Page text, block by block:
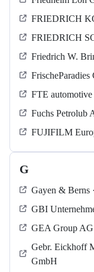
FRIEDRICH
FRIEDRICH
Friedrich W.
FTE
Fuchs Petrolub
FUJIFILM
G
Gayen & Berns
GBI
GEA Group AG
Gebr. Eickhoff
GmbH